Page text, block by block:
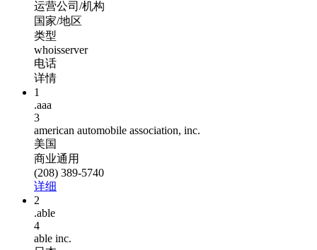
运营公司/机构
国家/地区
类型
whoisserver
电话
详情
1
.aaa
3
american automobile association, inc.
美国
商业通用
(208) 389-5740
详细
2
.able
4
able inc.